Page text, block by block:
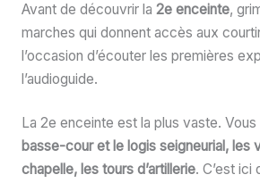
Avant de découvrir la 2e enceinte,
marches qui donnent accès aux
l’occasion d’écouter les premières
l’audioguide.
La 2e enceinte est la plus vaste.
basse-cour et le logis seigneurial, les
chapelle, les tours d’artillerie. C’est ici